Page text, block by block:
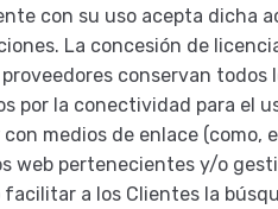
con su uso acepta dicha
La concesión de
conservan todos
por la conectividad para el
medios de enlace
web pertenecientes y/o
a los Clientes la